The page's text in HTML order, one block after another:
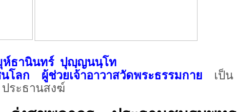
ห์ธานินทร์ ปุญฺญนนฺโท
โลก ผู้ช่วยเจ้าอาวาสวัดพระธรรมกาย เป็น
ประธานสงฆ์